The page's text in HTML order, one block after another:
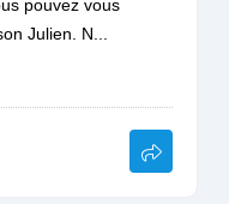
pouvez vous
Julien. N...